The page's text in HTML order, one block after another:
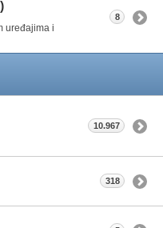
uređajima i
8
10.967
318